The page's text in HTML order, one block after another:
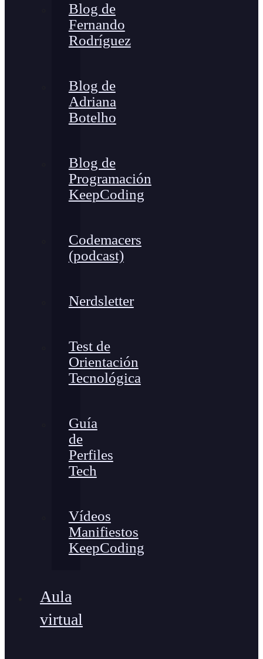
Blog de
Fernando
Rodríguez
Blog de
Adriana
Botelho
Blog de
Programación
KeepCoding
Codemacers
(podcast)
Nerdsletter
Test de
Orientación
Tecnológica
Guía
de
Perfiles
Tech
Vídeos
Manifiestos
KeepCoding
Aula
virtual